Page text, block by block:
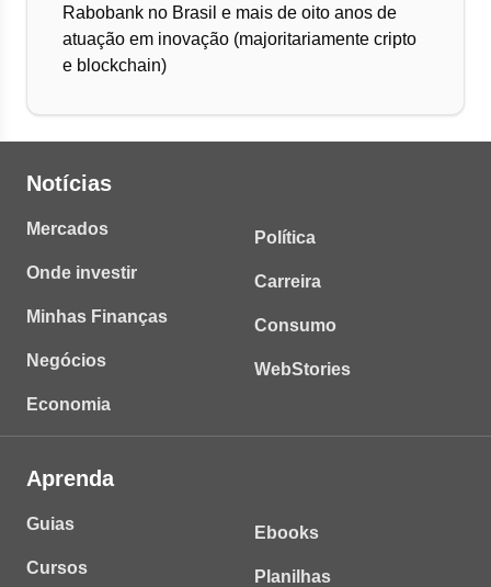
Rabobank no Brasil e mais de oito anos de
atuação em inovação (majoritariamente cripto
e blockchain)
Notícias
Mercados
Onde investir
Minhas Finanças
Negócios
Economia
Política
Carreira
Consumo
WebStories
Aprenda
Guias
Cursos
Ebooks
Planilhas